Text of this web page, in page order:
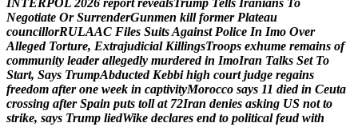
INTERPOL 2026 report revealsTrump Tells Iranians To
Negotiate Or SurrenderGunmen kill former Plateau
councillorRULAAC Files SuitsAgainst Police In Imo Over
Alleged Torture, Extrajudicial KillingsTroops exhume remains of
community leader allegedly murdered in ImoIran Talks Set To
Start, Says TrumpAbducted Kebbi high court judge regains
freedom after one week in captivityMorocco says 11 died in Ceuta
crossing after Spain puts toll at 72Iran denies asking US not to
strike, says Trump liedWike declares end to political feud with